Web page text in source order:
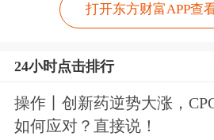
打开东方财富APP查
24小时点击排行
操作丨创新药逆势大涨，
如何应对？直接说！